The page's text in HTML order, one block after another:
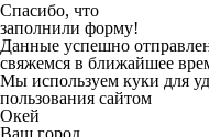
Спасибо, что
заполнили форму!
Данные успешно
свяжемся в ближайшее
Мы используем куки для
пользования сайтом
Окей
Ваш город